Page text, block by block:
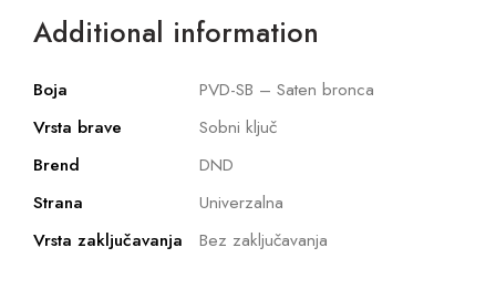
Additional information
Boja
PVD-SB – Saten bronca
Vrsta brave
Sobni ključ
Brend
DND
Strana
Univerzalna
Vrsta zaključavanja
Bez zaključavanja